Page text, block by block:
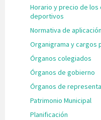
Horario y precio de
deportivos
Normativa de aplicación
Organigrama y cargos
Órganos colegiados
Órganos de gobierno
Órganos de
Patrimonio Municipal
Planificación